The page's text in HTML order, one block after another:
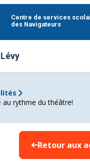
Centre de services
des Navigateurs
au rythme du théâtre!
Retour aux